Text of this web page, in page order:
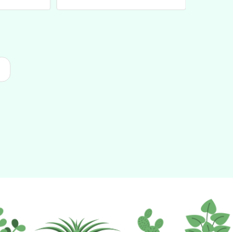
動—儒
航」
費」議題融入領域教材